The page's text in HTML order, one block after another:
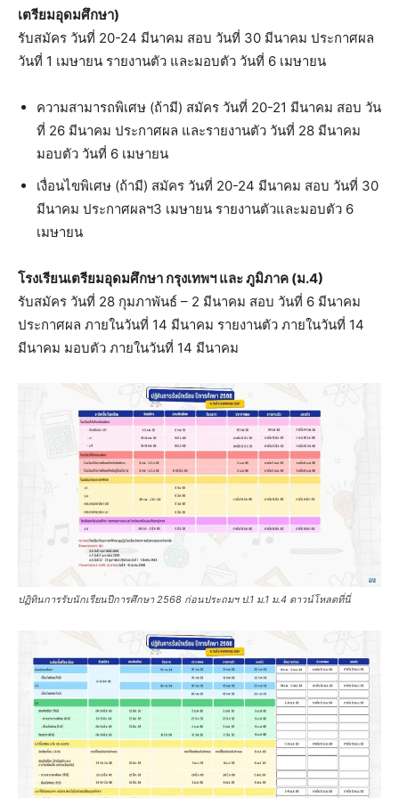
เตรียมอุดมศึกษา)
รับสมัคร วันที่ 20-24 มีนาคม สอบ วันที่ 30 มีนาคม ประกาศผล
วันที่ 1 เมษายน รายงานตัว และมอบตัว วันที่ 6 เมษายน
ความสามารถพิเศษ (ถ้ามี) สมัคร วันที่ 20-21 มีนาคม สอบ วัน
ที่ 26 มีนาคม ประกาศผล และรายงานตัว วันที่ 28 มีนาคม
มอบตัว วันที่ 6 เมษายน
เงื่อนไขพิเศษ (ถ้ามี) สมัคร วันที่ 20-24 มีนาคม สอบ วันที่ 30
มีนาคม ประกาศผลฯ3 เมษายน รายงานตัวและมอบตัว 6
เมษายน
โรงเรียนเตรียมอุดมศึกษา กรุงเทพฯ และ ภูมิภาค (ม.4)
รับสมัคร วันที่ 28 กุมภาพันธ์ – 2 มีนาคม สอบ วันที่ 6 มีนาคม
ประกาศผล ภายในวันที่ 14 มีนาคม รายงานตัว ภายในวันที่ 14
มีนาคม มอบตัว ภายในวันที่ 14 มีนาคม
ปฏิทินการรับนักเรียนปีการศึกษา 2568 ก่อนประถมฯ ป.1 ม.1 ม.4 ดาวน์โหลดที่นี่